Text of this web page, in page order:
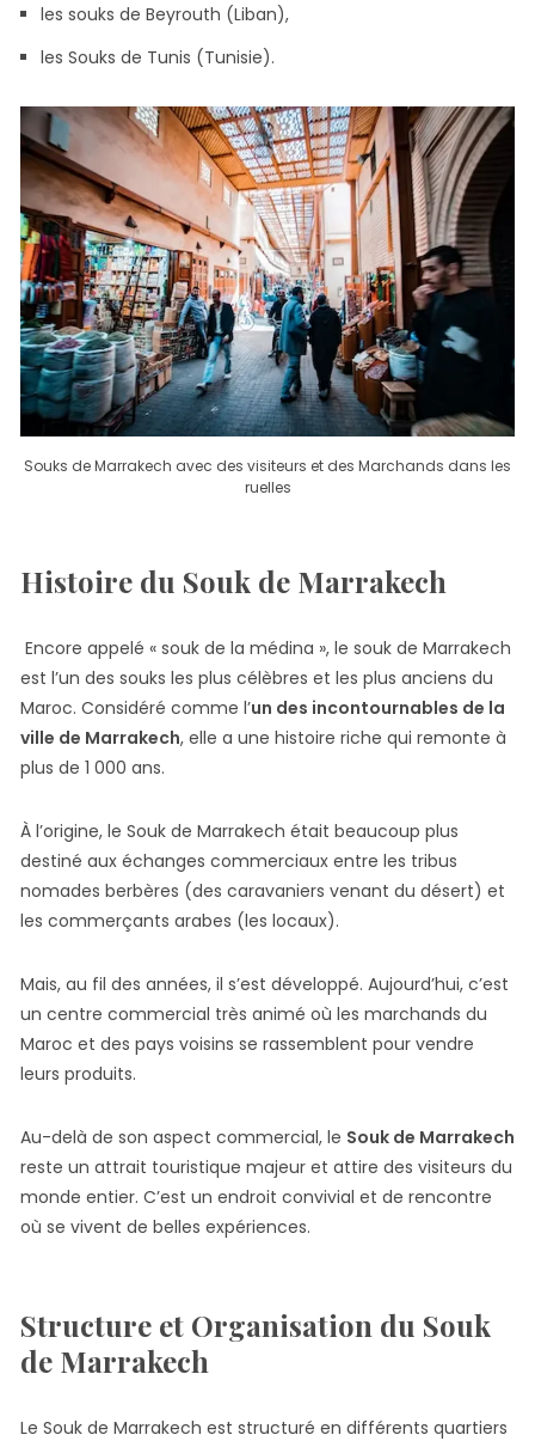
les souks de Beyrouth (Liban),
les Souks de Tunis (Tunisie).
Souks de Marrakech avec des visiteurs et des Marchands dans les
ruelles
Histoire du Souk de Marrakech
Encore appelé « souk de la médina », le souk de Marrakech
est l’un des souks les plus célèbres et les plus anciens du
Maroc. Considéré comme l’un des incontournables de la
ville de Marrakech, elle a une histoire riche qui remonte à
plus de 1 000 ans.
À l’origine, le Souk de Marrakech était beaucoup plus
destiné aux échanges commerciaux entre les tribus
nomades berbères (des caravaniers venant du désert) et
les commerçants arabes (les locaux).
Mais, au fil des années, il s’est développé. Aujourd’hui, c’est
un centre commercial très animé où les marchands du
Maroc et des pays voisins se rassemblent pour vendre
leurs produits.
Au-delà de son aspect commercial, le Souk de Marrakech
reste un attrait touristique majeur et attire des visiteurs du
monde entier. C’est un endroit convivial et de rencontre
où se vivent de belles expériences.
Structure et Organisation du Souk
de Marrakech
Le Souk de Marrakech est structuré en différents quartiers